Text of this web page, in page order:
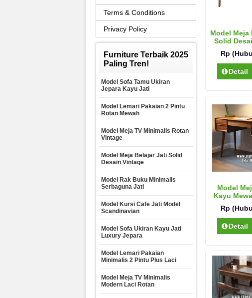
Model Meja
Solid
Rp
Detail
Model
Kayu
Rp
Detail
Terms & Conditions
Privacy Policy
Furniture Terbaik 2025
Paling Tren!
Model Sofa Tamu Ukiran
Jepara Kayu Jati
Model Lemari Pakaian 2 Pintu
Rotan Mewah
Model Meja TV Minimalis Rotan
Vintage
Model Meja Belajar Jati Solid
Desain Vintage
Model Rak Buku Minimalis
Serbaguna Jati
Model Kursi Cafe Jati Model
Scandinavian
Model Sofa Ukiran Kayu Jati
Luxury Jepara
Model Lemari Pakaian
Minimalis 2 Pintu Plus Laci
Model Meja TV Minimalis
Modern Laci Rotan